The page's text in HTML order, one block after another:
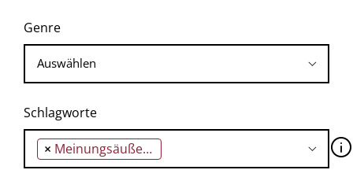
Genre
Schlagworte
× Meinungsäußerung 🛈